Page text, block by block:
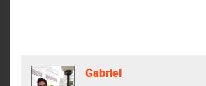
Gabriel